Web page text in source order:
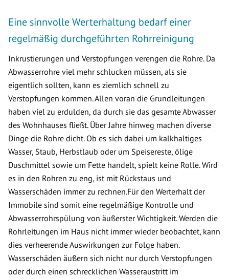
Eine sinnvolle Werterhaltung bedarf einer
regelmäßig durchgeführten Rohrreinigung
Inkrustierungen und Verstopfungen verengen die Rohre. Da
Abwasserrohre viel mehr schlucken müssen, als sie
eigentlich sollten, kann es ziemlich schnell zu
Verstopfungen kommen. Allen voran die Grundleitungen
haben viel zu erdulden, da durch sie das gesamte Abwasser
des Wohnhauses fließt. Über Jahre hinweg machen diverse
Dinge die Rohre dicht. Ob es sich dabei um kalkhaltiges
Wasser, Staub, Herbstlaub oder um Speisereste, ölige
Duschmittel sowie um Fette handelt, spielt keine Rolle. Wird
es in den Rohren zu eng, ist mit Rückstaus und
Wasserschäden immer zu rechnen.Für den Werterhalt der
Immobile sind somit eine regelmäßige Kontrolle und
Abwasserrohrspülung von äußerster Wichtigkeit. Werden die
Rohrleitungen im Haus nicht immer wieder beobachtet, kann
dies verheerende Auswirkungen zur Folge haben.
Wasserschäden äußern sich nicht nur durch Verstopfungen
oder durch einen schrecklichen Wasseraustritt im